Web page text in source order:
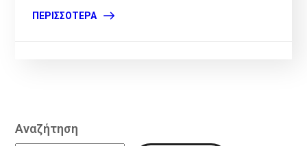
ΠΕΡΙΣΣΌΤΕΡΑ
Αναζήτηση